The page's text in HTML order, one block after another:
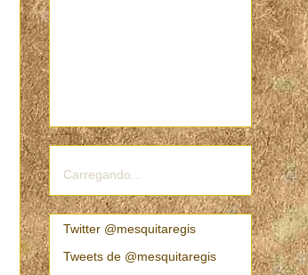
Carregando...
Twitter @mesquitaregis
Tweets de @mesquitaregis